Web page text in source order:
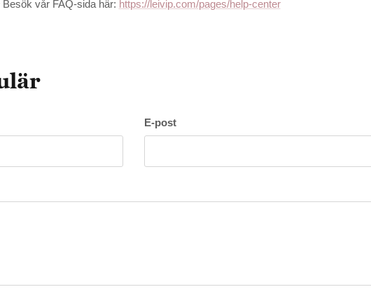
vår FAQ-sida här: https://leivip.com/pages/help-center
E-post